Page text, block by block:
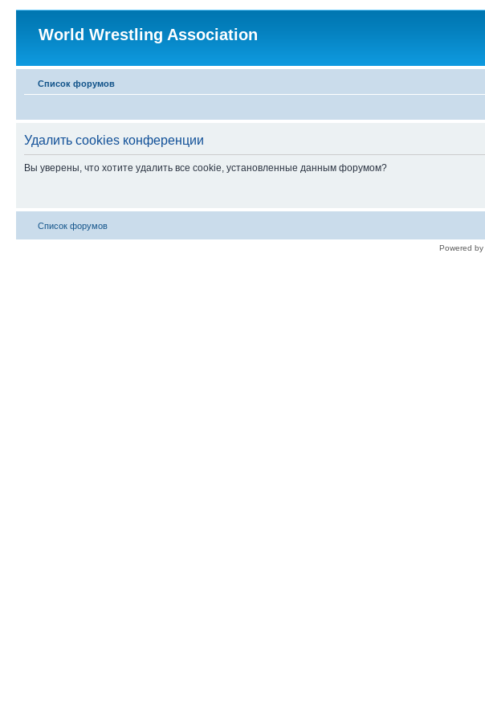
World Wrestling Association
Список форумов
Удалить cookies конференции
Вы уверены, что хотите удалить все cookie, установленные данным форумом?
Список форумов
Powered by